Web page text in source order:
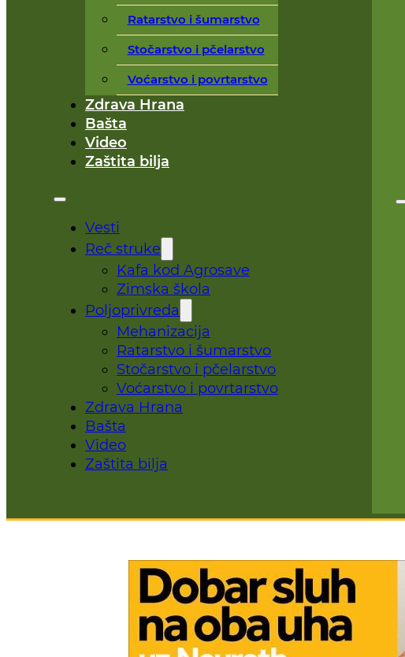
Ratarstvo i šumarstvo
Stočarstvo i pčelarstvo
Voćarstvo i povrtarstvo
Zdrava Hrana
Bašta
Video
Zaštita bilja
Vesti
Reč struke
Kafa kod Agrosave
Zimska škola
Poljoprivreda
Mehanizacija
Ratarstvo i šumarstvo
Stočarstvo i pčelarstvo
Voćarstvo i povrtarstvo
Zdrava Hrana
Bašta
Video
Zaštita bilja